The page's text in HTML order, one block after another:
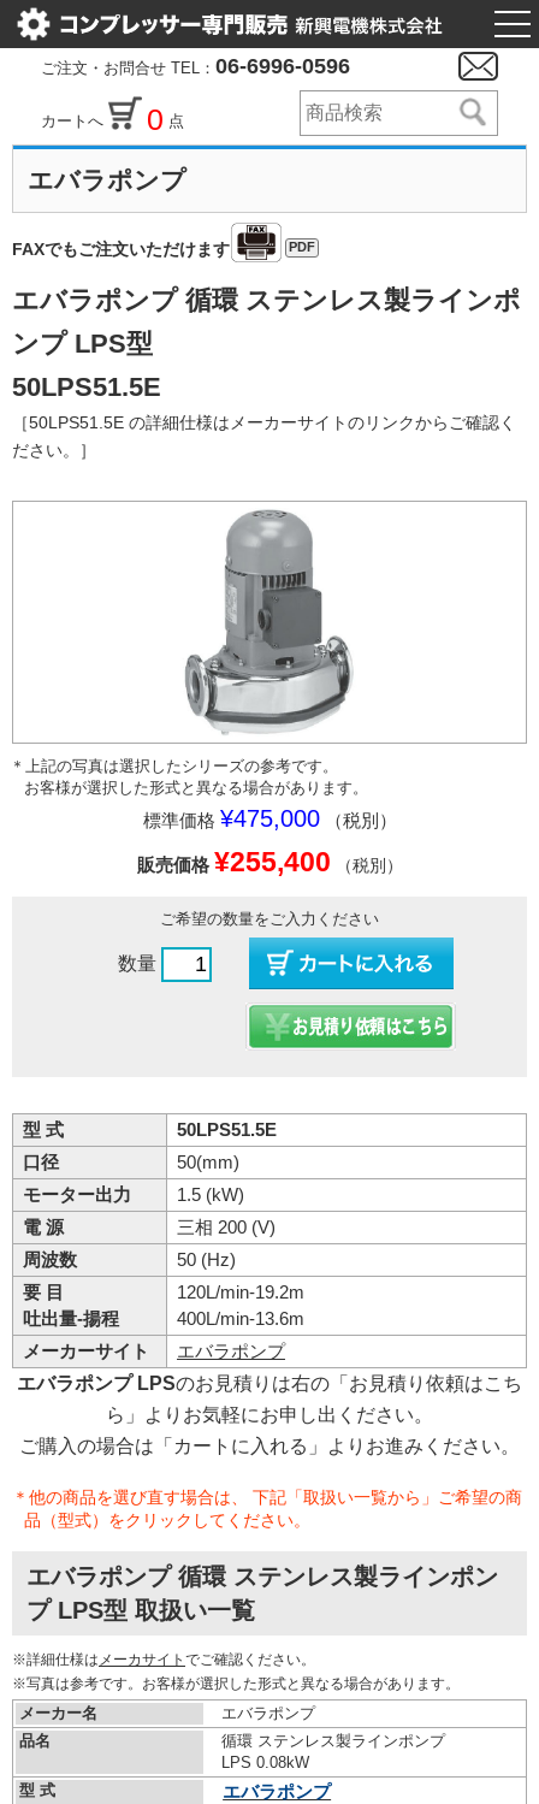
ご注文・お問合せ TEL： 06-6996-0596
カートへ 0 点
エバラポンプ
FAXでもご注文いただけます PDF
エバラポンプ 循環 ステンレス製ラインポ
ンプ LPS型
50LPS51.5E
［50LPS51.5E の詳細仕様はメーカーサイトのリンクからご確認く
ださい。］
＊上記の写真は選択したシリーズの参考です。
お客様が選択した形式と異なる場合があります。
標準価格 ¥475,000 （税別）
販売価格 ¥255,400 （税別）
ご希望の数量をご入力ください
数量
型 式
50LPS51.5E
口径
50(mm)
モーター出力
1.5 (kW)
電 源
三相 200 (V)
周波数
50 (Hz)
要 目
吐出量-揚程
120L/min-19.2m
400L/min-13.6m
メーカーサイト
エバラポンプ
エバラポンプ LPSのお見積りは右の「お見積り依頼はこち
ら」よりお気軽にお申し出ください。
ご購入の場合は「カートに入れる」よりお進みください。
＊他の商品を選び直す場合は、 下記「取扱い一覧から」ご希望の商
品（型式）をクリックしてください。
エバラポンプ 循環 ステンレス製ラインポン
プ LPS型 取扱い一覧
※詳細仕様は メーカサイト でご確認ください。
※写真は参考です。お客様が選択した形式と異なる場合があります。
メーカー名
エバラポンプ
品名
循環 ステンレス製ラインポンプ
LPS 0.08kW
型 式
エバラポンプ